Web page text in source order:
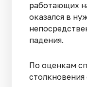
работающих
оказался в
падения.
По оценкам